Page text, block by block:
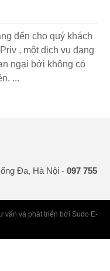
đến cho quý khách
, một dịch vụ đang
ngại bởi không có
...
Đa, Hà Nội -097 755
vấn và phát triển bởi Sudo E-